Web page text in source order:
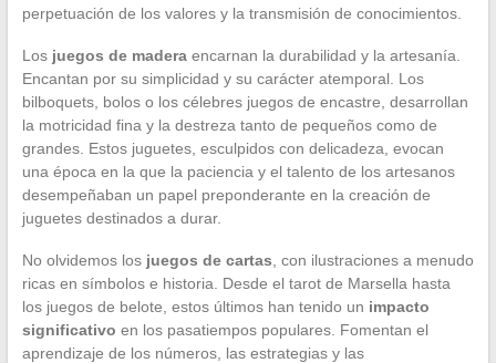
perpetuación de los valores y la transmisión de conocimientos.
Los juegos de maderaencarnan la durabilidad y la artesanía.
Encantan por su simplicidad y su carácter atemporal. Los
bilboquets, bolos o los célebres juegos de encastre, desarrollan
la motricidad fina y la destreza tanto de pequeños como de
grandes. Estos juguetes, esculpidos con delicadeza, evocan
una época en la que la paciencia y el talento de los artesanos
desempeñaban un papel preponderante en la creación de
juguetes destinados a durar.
No olvidemos los juegos de cartas , con ilustraciones a menudo
ricas en símbolos e historia. Desde el tarot de Marsella hasta
los juegos de belote, estos últimos han tenido un impacto
significativo en los pasatiempos populares. Fomentan el
aprendizaje de los números, las estrategias y las